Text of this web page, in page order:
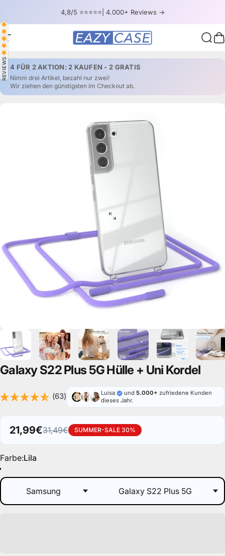
4,8/5 ⭐⭐⭐⭐⭐| 4.000+ Reviews ->
Seitennavigation EAZY CASE
REVIEWS 4 FÜR 2 AKTION: 2 KAUFEN - 2 GRATIS
Nimm drei Artikel, bezahl nur zwei!
Wir ziehen den günstigsten im Checkout ab.
GalaxyS22Plus5GHülle + Uni Kordel
(63) Luisa und 5.000+ zufriedene Kunden
dieses Jahr.
Verkaufspreis
21,99€
Normaler Preis
31,49€ SUMMER-SALE 30%
Farbe
Farbe:Lila